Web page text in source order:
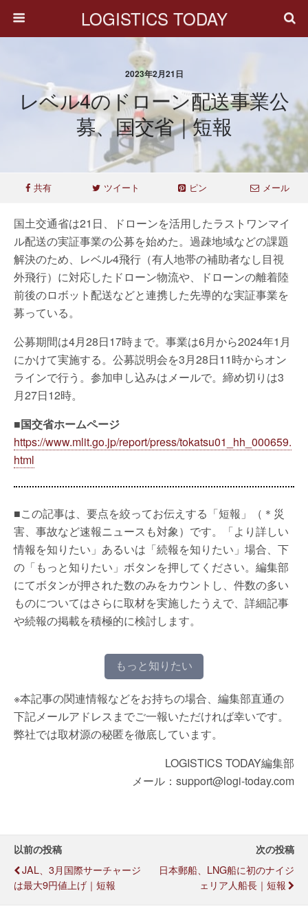
LOGISTICS TODAY
2023年2月21日
レベル4のドローン配送事業公
募、国交省｜短報
共有 ツイート ピン メール
国土交通省は21日、ドローンを活用したラストワンマイ
ル配送の実証事業の公募を始めた。過疎地域などの課題
解決のため、レベル4飛行（有人地帯の補助者なし目視
外飛行）に対応したドローン物流や、ドローンの離着陸
前後のロボット配送などと連携した先導的な実証事業を
募っている。
公募期間は4月28日17時まで。事業は6月から2024年1月
にかけて実施する。公募説明会を3月28日11時からオン
ラインで行う。参加申し込みはメールで。締め切りは3
月27日12時。
■国交省ホームページ
https://www.mlit.go.jp/report/press/tokatsu01_hh_000659.
html
■この記事は、要点を絞ってお伝えする「短報」（＊災
害、事故など速報ニュースも対象）です。「より詳しい
情報を知りたい」あるいは「続報を知りたい」場合、下
の「もっと知りたい」ボタンを押してください。編集部
にてボタンが押された数のみをカウントし、件数の多い
ものについてはさらに取材を実施したうえで、詳細記事
や続報の掲載を積極的に検討します。
もっと知りたい
※本記事の関連情報などをお持ちの場合、編集部直通の
下記メールアドレスまでご一報いただければ幸いです。
弊社では取材源の秘匿を徹底しています。
LOGISTICS TODAY編集部
メール：support@logi-today.com
以前の投稿
JAL、3月国際サーチャージ
は最大9円値上げ｜短報
次の投稿
日本郵船、LNG船に初のナイジ
ェリア人船長｜短報